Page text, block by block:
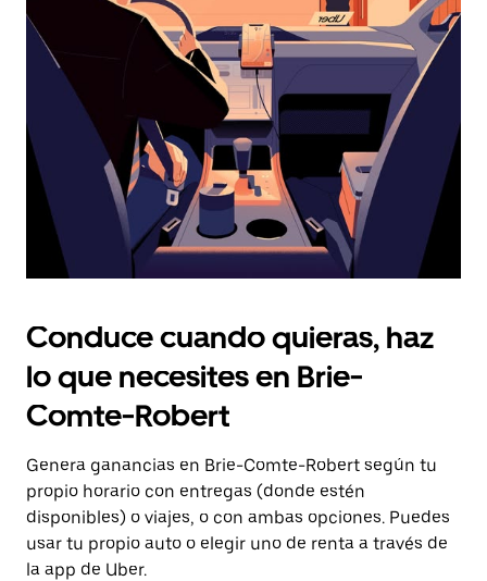
Presiona
la
tecla Esc
para
calendario.
Conduce cuando quieras, haz
lo que necesites en Brie-
Comte-Robert
Genera ganancias en Brie-Comte-Robert según tu
propio horario con entregas (donde estén
disponibles) o viajes, o con ambas opciones. Puedes
usar tu propio auto o elegir uno de renta a través de
la app de Uber.